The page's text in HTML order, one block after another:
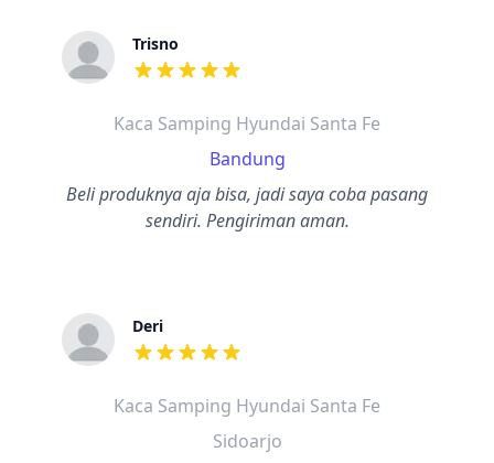
Trisno
dari ulasan adalah bintang lima
Kaca Samping Hyundai Santa Fe
Bandung
Beli produknya aja bisa, jadi saya coba pasang
sendiri. Pengiriman aman.
Deri
dari ulasan adalah bintang lima
Kaca Samping Hyundai Santa Fe
Sidoarjo